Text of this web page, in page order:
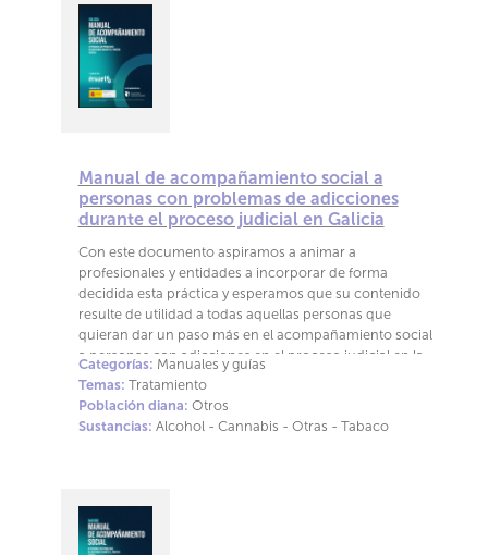
Manual de acompañamiento social a
personas con problemas de adicciones
durante el proceso judicial en Galicia
Con este documento aspiramos a animar a
profesionales y entidades a incorporar de forma
decidida esta práctica y esperamos que su contenido
resulte de utilidad a todas aquellas personas que
quieran dar un paso más en el acompañamiento social
a personas con adicciones en el proceso judicial en la
comunidad de Galicia.
Categorías: Manuales y guías
Temas: Tratamiento
Población diana: Otros
Sustancias: Alcohol - Cannabis - Otras - Tabaco